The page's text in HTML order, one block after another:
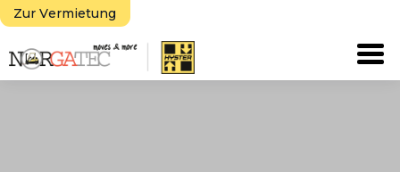
Zur Vermietung